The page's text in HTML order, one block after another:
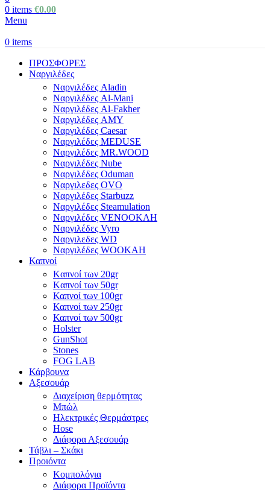
0 items €0.00
Menu
0 items
ΠΡΟΣΦΟΡΕΣ
Ναργιλέδες
Ναργιλέδες Aladin
Ναργιλέδες Al-Mani
Ναργιλέδες Al-Fakher
Ναργιλέδες AΜΥ
Ναργιλέδες Caesar
Ναργιλέδες MEDUSE
Ναργιλέδες MR.WOOD
Ναργιλέδες Nube
Ναργιλέδες Oduman
Ναργιλεδες OVO
Ναργιλέδες Starbuzz
Ναργιλέδες Steamulation
Ναργιλέδες VENOOKAH
Ναργιλέδες Vyro
Ναργιλεδες WD
Ναργιλέδες WOOKAH
Καπνοί
Kαπνοί των 20gr
Kαπνοί των 50gr
Καπνοί των 100gr
Καπνοί των 250gr
Καπνοί των 500gr
Holster
GunShot
Stones
FOG LAB
Κάρβουνα
Αξεσουάρ
Διαχείριση θερμότητας
Μπώλ
Ηλεκτρικές Θερμάστρες
Hose
Διάφορα Αξεσουάρ
Τάβλι – Σκάκι
Προιόντα
Κομπολόγια
Διάφορα Προϊόντα